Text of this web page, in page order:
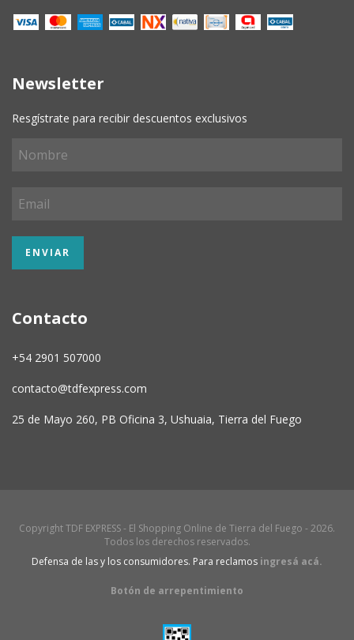
Newsletter
Resgístrate para recibir descuentos exclusivos
Contacto
+54 2901 507000
contacto@tdfexpress.com
25 de Mayo 260, PB Oficina 3, Ushuaia, Tierra del Fuego
Copyright TDF EXPRESS - El Shopping Online de Tierra del Fuego - 2026.
Todos los derechos reservados.
Defensa de las y los consumidores. Para reclamos ingresá acá.
Botón de arrepentimiento